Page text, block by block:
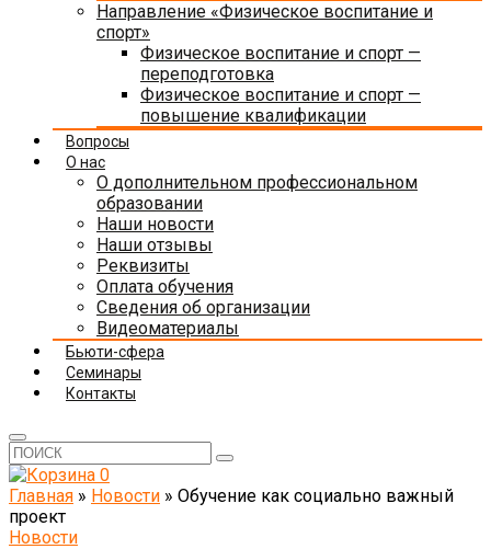
Направление «Физическое воспитание и
спорт»
Физическое воспитание и спорт —
переподготовка
Физическое воспитание и спорт —
повышение квалификации
Вопросы
О нас
О дополнительном профессиональном
образовании
Наши новости
Наши отзывы
Реквизиты
Оплата обучения
Сведения об организации
Видеоматериалы
Бьюти-сфера
Семинары
Контакты
0
Главная » Новости » Обучение как социально важный
проект
Новости